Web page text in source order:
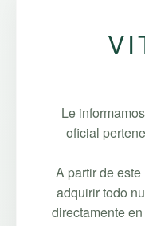
Le
oficial
A partir de
adquirir todo
directamente